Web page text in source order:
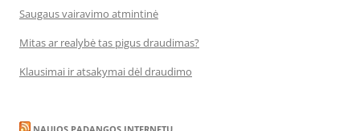
Saugaus vairavimo atmintinė
Mitas ar realybė tas pigus draudimas?
Klausimai ir atsakymai dėl draudimo